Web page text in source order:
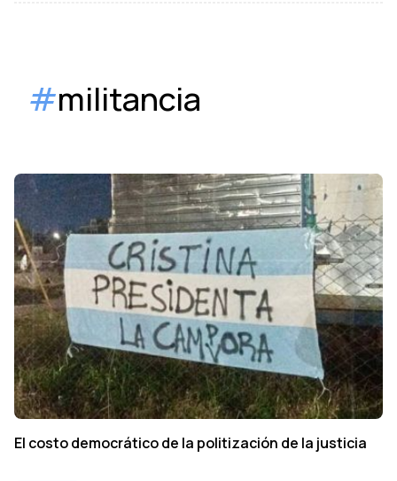
#militancia
El costo democrático de la politización de la justicia